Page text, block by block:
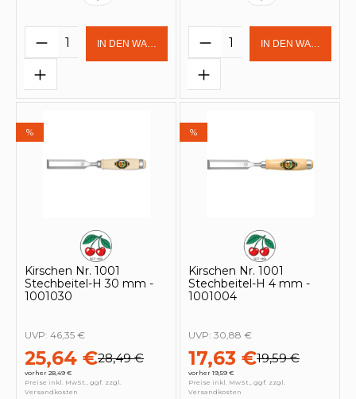
Produkt Anzahl: Gib den
IN DEN WARENKORB Produkt Anzahl:
IN DEN
%
Kirschen Nr. 1001
Stechbeitel-H 30 mm -
1001030
25,64 €28,49 €
vorher 28,49 €
UVP: 46,35 €
Preise inkl. MwSt., ggf. zzgl.
Versandkosten
%
Kirschen Nr. 1001
Stechbeitel-H 4 mm -
1001004
17,63 €19,59 €
vorher 19,59 €
UVP: 30,88 €
Preise inkl. MwSt., ggf. zzgl.
Versandkosten